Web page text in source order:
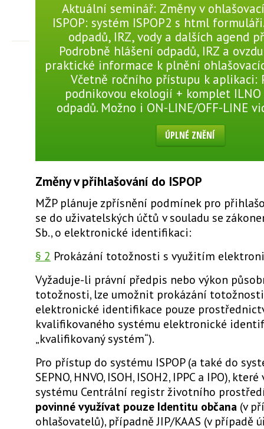
Aktuální seminář: Změny v
ISPOP: systém ISPOP2 s html
odpadů, IRZ, vody a dalších agend
Podrobně hlášení odpadů, IRZ a
praktické informace k plnění
Včetně ročního přístupu k aplikaci:
podnikovou ekologií + komplet
odpadů. Možno i ON-LINE/OFF-LINE
ÚPLNÉ ZNĚNÍ
Změny v přihlašování do ISPOP
MŽP plánuje zpřísnění podmínek pro
se do uživatelských účtů v souladu se
Sb., o elektronické identifikaci:
§ 2 Prokázání totožnosti s využitím
Vyžaduje-li právní předpis nebo výkon
totožnosti, lze umožnit prokázání
elektronické identifikace pouze
kvalifikovaného systému elektronické
„kvalifikovaný systém“).
Pro přístup do systému ISPOP (a také do
SEPNO, HNVO, ISOH, ISOH2, IPPC a IPO),
systému Centrální registr životního
povinné využívat pouze Identitu občana (v
ohlašovatelů), případně JIP/KAAS (v případě